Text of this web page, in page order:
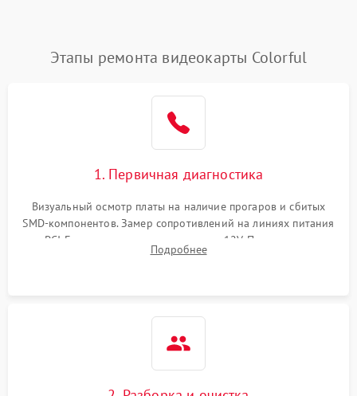
Этапы ремонта видеокарты Colorful
1. Первичная диагностика
Визуальный осмотр платы на наличие прогаров и сбитых
SMD-компонентов. Замер сопротивлений на линиях питания
PCI-E и дополнительных разъемах 12V. Проверка на
короткое замыкание основных дросселей питания GPU и
Подробнее